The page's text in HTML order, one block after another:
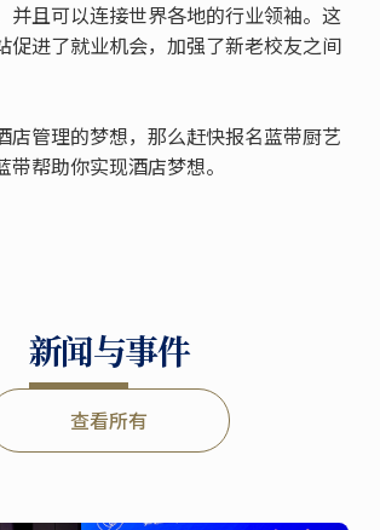
并且可以连接世界各地的行业领袖。这
促进了就业机会，加强了新老校友之间
店管理的梦想，那么赶快报名蓝带厨艺
带帮助你实现酒店梦想。
新闻与事件
查看所有